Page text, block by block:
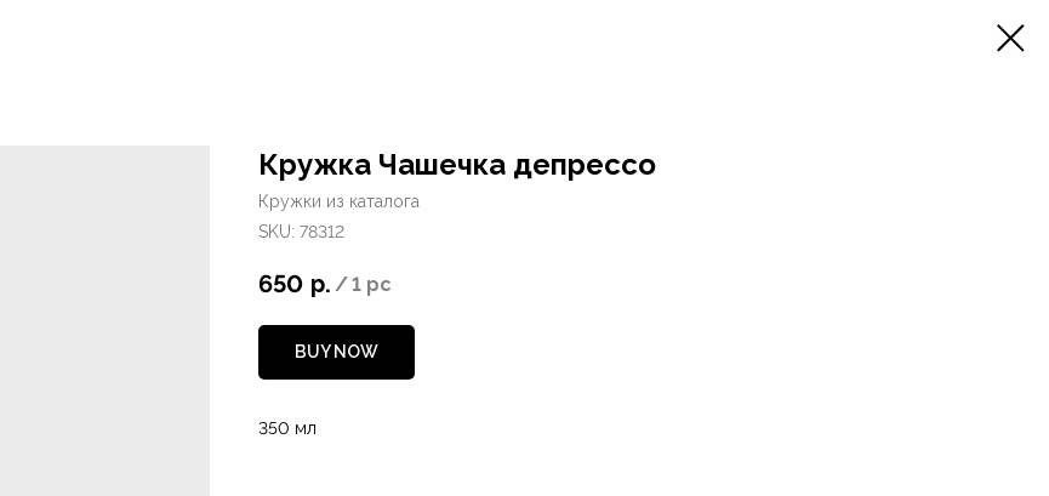
Кружка Чашечка депрессо
Кружки из каталога
SKU: 78312
650 р. /1 pc
BUY NOW
350 мл